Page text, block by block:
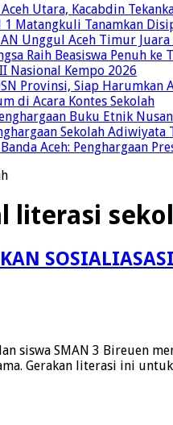
Utara, Kacabdin
Matangkuli Tanamkan
Unggul Aceh Timur
Raih Beasiswa Penuh ke
Nasional Kempo 2026
Provinsi, Siap Harumkan
di Acara Kontes Sekolah
Buku Etnik
Sekolah Adiwiyata
Aceh: Penghargaan
literasi
siswa SMAN 3 Bireuen
Gerakan literasi ini